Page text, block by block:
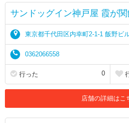
サンドッグイン神戸屋 霞が
東京都千代田区内幸町2-1-1 飯野ビ
0362066558
行った 0
店舗の詳細はこ